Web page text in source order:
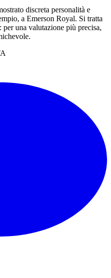
discreta personalità e
a Emerson Royal. Si tratta
una valutazione più precisa,